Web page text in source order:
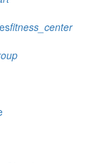
fitness_center